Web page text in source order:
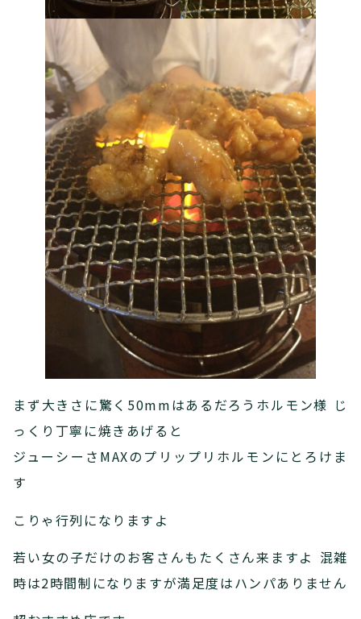
まず大きさに驚く50mmはあるだろうホルモン様 じ
っくり丁寧に焼きあげると
ジューシーさMAXのプリップリホルモンにとろけま
す
こりゃ行列になりますよ
若い女の子だけのお客さんもたくさん来ますよ 混雑
時は2時間制になりますが満足度はハンパありません